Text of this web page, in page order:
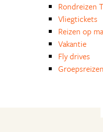
Rondreizen
Vliegtickets
Reizen op
Vakantie
Fly drives
Groepsreizen